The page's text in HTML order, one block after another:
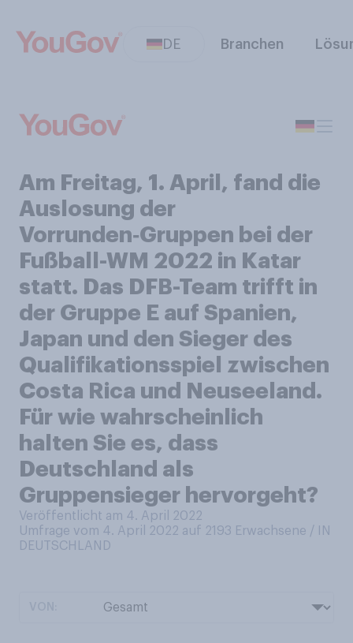
DE Branchen
Am Freitag, 1. April, fand die
Auslosung der
Vorrunden‑Gruppen bei der
Fußball-WM 2022 in Katar
statt. Das DFB-Team trifft in
der Gruppe E auf Spanien,
Japan und den Sieger des
Qualifikationsspiel zwischen
Costa Rica und Neuseeland.
Für wie wahrscheinlich
halten Sie es, dass
Deutschland als
Gruppensieger hervorgeht?
Veröffentlicht am 4. April 2022
Umfrage vom 4. April 2022 auf 2193 Erwachsene / IN
DEUTSCHLAND